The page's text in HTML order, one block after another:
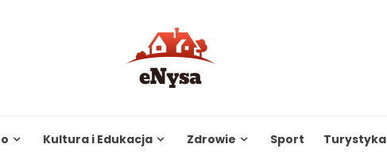
Kultura i Edukacja Zdrowie Sport Turystyka